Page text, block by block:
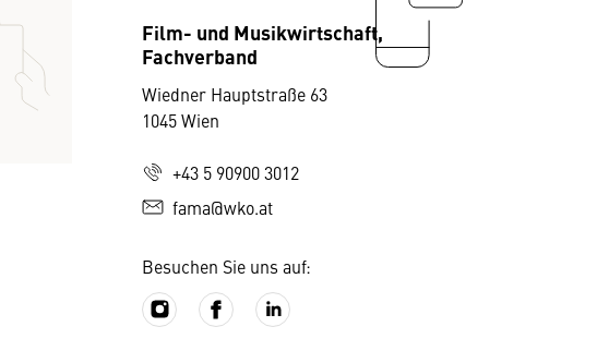
Film- und Musikwirtschaft,
Fachverband
Wiedner Hauptstraße 63
1045 Wien
+43 5 90900 3012
fama@wko.at
Besuchen Sie uns auf: